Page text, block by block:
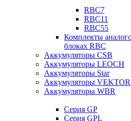
RBC7
RBC11
RBC55
Комплекты
блоках RBC
Аккумуляторы CSB
Аккумуляторы LEOCH
Аккумуляторы Star
Аккумуляторы VEKTOR
Аккумуляторы WBR
Cерия GP
Серия GPL